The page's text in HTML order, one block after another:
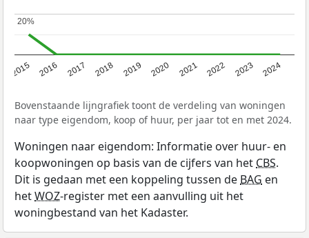
2015 2016 2017 2018 2019 2020 2021 2022 2023 2024
20%
20%
Bovenstaande lijngrafiek toont de verdeling van woningen
naar type eigendom, koop of huur, per jaar tot en met 2024.
Woningen naar eigendom: Informatie over huur- en
koopwoningen op basis van de cijfers van hetCBS.
Dit is gedaan met een koppeling tussen deBAG en
hetWOZ-register met een aanvulling uit het
woningbestand van het Kadaster.